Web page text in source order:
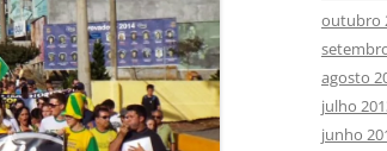
outubro
agosto
julho
junho